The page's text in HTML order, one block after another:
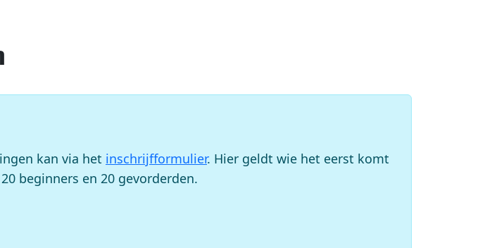
kan via het inschrijfformulier. Hier geldt wie het eerst komt
beginners en 20 gevorderden.